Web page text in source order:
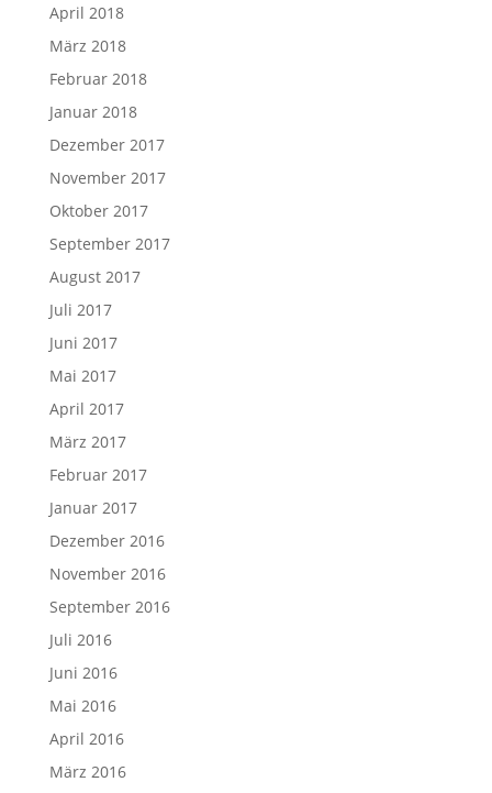
April 2018
März 2018
Februar 2018
Januar 2018
Dezember 2017
November 2017
Oktober 2017
September 2017
August 2017
Juli 2017
Juni 2017
Mai 2017
April 2017
März 2017
Februar 2017
Januar 2017
Dezember 2016
November 2016
September 2016
Juli 2016
Juni 2016
Mai 2016
April 2016
März 2016